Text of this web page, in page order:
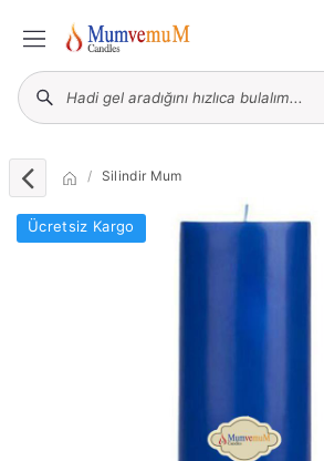
Silindir Mum
Ücretsiz Kargo